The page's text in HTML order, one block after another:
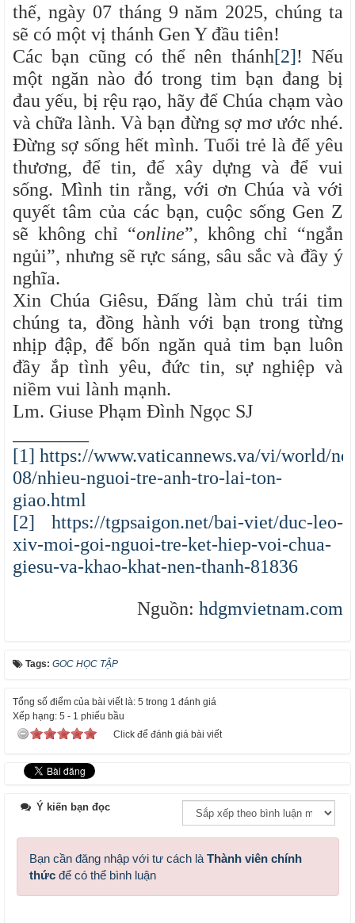
thế, ngày 07 tháng 9 năm 2025, chúng ta
sẽ có một vị thánh Gen Y đầu tiên!
Các bạn cũng có thể nên thánh[2]! Nếu
một ngăn nào đó trong tim bạn đang bị
đau yếu, bị rệu rạo, hãy để Chúa chạm vào
và chữa lành. Và bạn đừng sợ mơ ước nhé.
Đừng sợ sống hết mình. Tuổi trẻ là để yêu
thương, để tin, để xây dựng và để vui
sống. Mình tin rằng, với ơn Chúa và với
quyết tâm của các bạn, cuộc sống Gen Z
sẽ không chỉ “online”, không chỉ “ngắn
ngủi”, nhưng sẽ rực sáng, sâu sắc và đầy ý
nghĩa.
Xin Chúa Giêsu, Đấng làm chủ trái tim
chúng ta, đồng hành với bạn trong từng
nhịp đập, để bốn ngăn quả tim bạn luôn
đầy ắp tình yêu, đức tin, sự nghiệp và
niềm vui lành mạnh.
Lm. Giuse Phạm Đình Ngọc SJ
[1] https://www.vaticannews.va/vi/world/
08/nhieu-nguoi-tre-anh-tro-lai-ton-
giao.html
[2]
https://tgpsaigon.net/bai-viet/duc-leo-
xiv-moi-goi-nguoi-tre-ket-hiep-voi-chua-
giesu-va-khao-khat-nen-thanh-81836
Nguồn: hdgmvietnam.com
Tags: GOC HỌC TẬP
Tổng số điểm của bài viết là: 5 trong 1 đánh giá
Xếp hạng: 5 - 1 phiếu bầu
Click để đánh giá bài viết
Ý kiến bạn đọc
Bạn cần đăng nhập với tư cách là Thành viên chính
thức để có thể bình luận